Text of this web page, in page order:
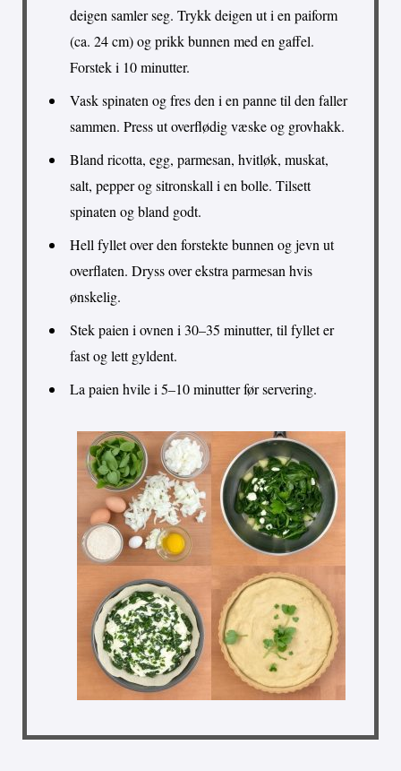
deigen samler seg. Trykk deigen ut i en paiform
(ca. 24 cm) og prikk bunnen med en gaffel.
Forstek i 10 minutter.
Vask spinaten og fres den i en panne til den faller
sammen. Press ut overflødig væske og grovhakk.
Bland ricotta, egg, parmesan, hvitløk, muskat,
salt, pepper og sitronskall i en bolle. Tilsett
spinaten og bland godt.
Hell fyllet over den forstekte bunnen og jevn ut
overflaten. Dryss over ekstra parmesan hvis
ønskelig.
Stek paien i ovnen i 30–35 minutter, til fyllet er
fast og lett gyldent.
La paien hvile i 5–10 minutter før servering.